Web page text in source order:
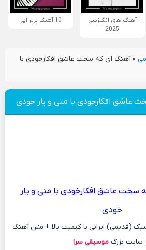
آهنگ های انگیزشی
2025
10 آهنگ برتر اپرا
»آهنگ ای که سخت عاشق افکارخودی با
عاشق افکارخودی با منی و یار خودی
سخت عاشق افکارخودی با منی و یار
خودی
(قدیمی) ایرانی با کیفیت بالا + متن آهنگ
سایت بزرگ موسیقی سرا